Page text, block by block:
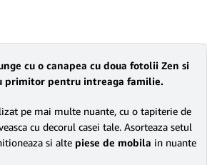
cu o canapea cu doua fotolii Zen si
primitor pentru intreaga familie.
pe mai multe nuante, cu o tapiterie de
cu decorul casei tale. Asorteaza setul
si alte piese de mobila in nuante